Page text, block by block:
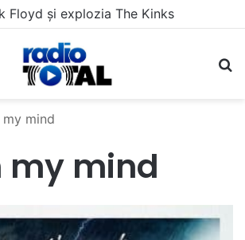
Floyd și explozia The Kinks
mind
my mind